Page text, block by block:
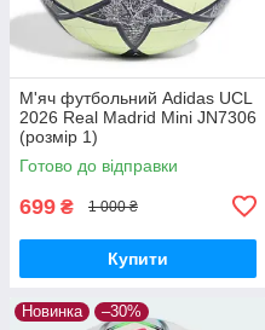
М'яч футбольний Adidas UCL
2026 Real Madrid Mini JN7306
(розмір 1)
Готово до відправки
699 ₴ 1 000 ₴
Купити
Новинка –30%